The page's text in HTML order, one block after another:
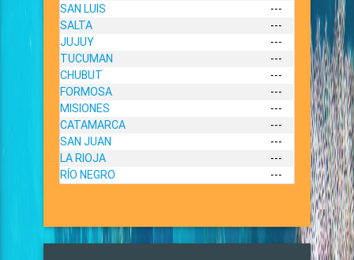
SAN LUIS
---
SALTA
---
JUJUY
---
TUCUMAN
---
CHUBUT
---
FORMOSA
---
MISIONES
---
CATAMARCA
---
SAN JUAN
---
LA RIOJA
---
RÍO NEGRO
---